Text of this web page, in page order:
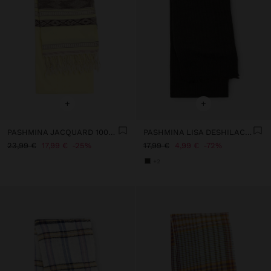
+
PASHMINA JACQUARD 100% ALGODÓN
23,99 €
17,99 € 25%
+
PASHMINA LISA DESHILACHADA
17,99 €
4,99 € 72%